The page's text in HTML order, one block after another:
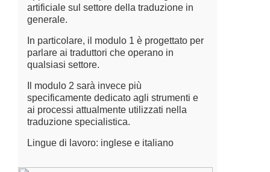
artificiale sul settore della traduzione in
generale.
In particolare, il modulo 1 è progettato per
parlare ai traduttori che operano in
qualsiasi settore.
Il modulo 2 sarà invece più
specificamente dedicato agli strumenti e
ai processi attualmente utilizzati nella
traduzione specialistica.
Lingue di lavoro: inglese e italiano